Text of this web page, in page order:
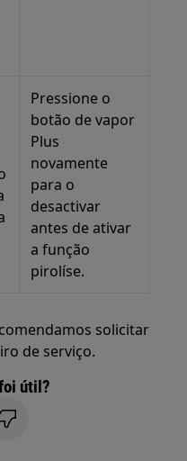
Pressione o
botão de vapor
Plus
novamente
para o
desactivar
antes de ativar
a função
pirolíse.
solicitar
de serviço.
útil?